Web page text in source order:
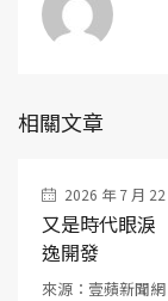
相關文章
2026 年 7 月 22
又是時代眼
逸開發
來源：壹蘋新聞網